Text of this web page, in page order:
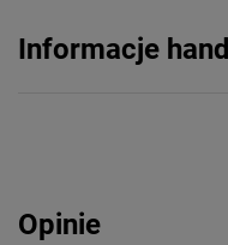
Informacje
Opinie